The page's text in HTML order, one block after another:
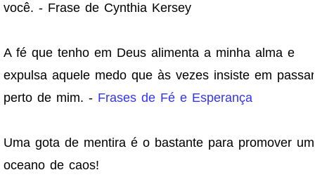
você. - Frase de Cynthia Kersey
A fé que tenho em Deus alimenta a minha alma e
expulsa aquele medo que às vezes insiste em passar
perto de mim. - Frases de Fé e Esperança
Uma gota de mentira é o bastante para promover um
oceano de caos!